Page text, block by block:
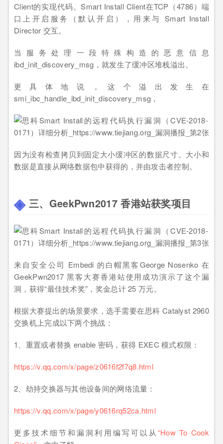
Client的实现代码。Smart Install Client在TCP（4786）端
口上开启服务（默认开启），用来与 Smart Install
Director 交互。
当服务处理一段特殊构造的恶意信息
ibd_init_discovery_msg，就发生了缓冲区堆栈溢出。
更具体地说，这个溢出发生在
smi_ibc_handle_ibd_init_discovery_msg，
因为没有检查拷贝到固定大小缓冲区的数据尺寸。大小和
数据是直接从网络数据包中获得的，并由攻击者控制。
三、GeekPwn2017 香港站获奖项目
来自安全公司 Embedi 的白帽黑客George Nosenko 在
GeekPwn2017 黑客大赛香港站使用成功演示了这个漏
洞，获得“最佳技术奖”，奖金总计 25 万元。
根据大赛提出的场景要求，选手需要在思科 Catalyst 2960
交换机上完成以下两个挑战：
1、重置或者替换 enable 密码，获得 EXEC 模式权限：
https://v.qq.com/x/page/z0616f2f7q8.html
2、劫持交换器与其他设备间的网络流量：
https://v.qq.com/x/page/y0616rq52ca.html
更多技术细节和漏洞利用编写可以从 “How To Cook